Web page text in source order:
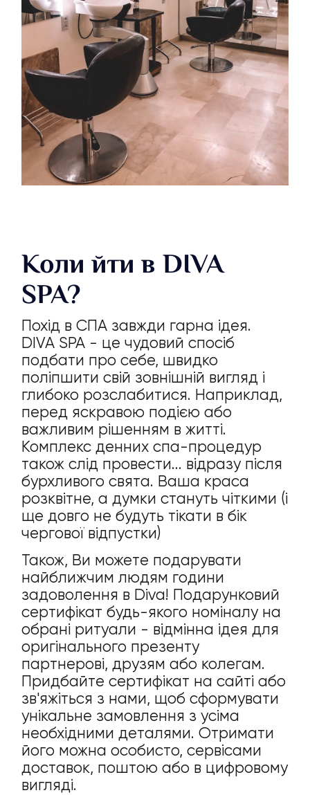
Коли йти в DIVA
SPA?
Похід в СПА завжди гарна ідея.
DIVA SPA - це чудовий спосіб
подбати про себе, швидко
поліпшити свій зовнішній вигляд і
глибоко розслабитися. Наприклад,
перед яскравою подією або
важливим рішенням в житті.
Комплекс денних спа-процедур
також слід провести... відразу після
бурхливого свята. Ваша краса
розквітне, а думки стануть чіткими (і
ще довго не будуть тікати в бік
чергової відпустки)
Також, Ви можете подарувати
найближчим людям години
задоволення в Diva! Подарунковий
сертифікат будь-якого номіналу на
обрані ритуали - відмінна ідея для
оригінального презенту
партнерові, друзям або колегам.
Придбайте сертифікат на сайті або
зв'яжіться з нами, щоб сформувати
унікальне замовлення з усіма
необхідними деталями. Отримати
його можна особисто, сервісами
доставок, поштою або в цифровому
вигляді.